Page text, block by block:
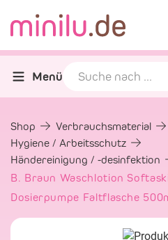
Menü
Shop Verbrauchsmaterial
Hygiene / Arbeitsschutz
Händereinigung / -desinfektion
B. Braun Waschlotion
Dosierpumpe Faltflasche